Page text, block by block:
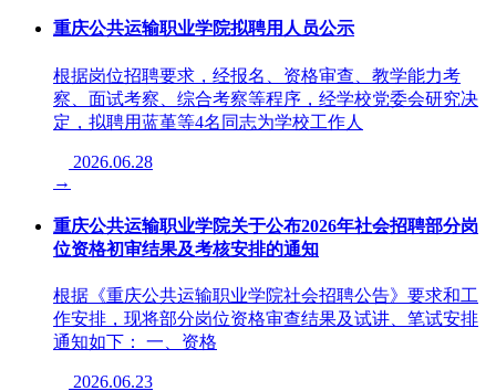
重庆公共运输职业学院拟聘用人员公示
根据岗位招聘要求，经报名、资格审查、教学能力考
察、面试考察、综合考察等程序，经学校党委会研究决
定，拟聘用蓝堇等4名同志为学校工作人
2026.06.28
→
重庆公共运输职业学院关于公布2026年社会招聘部分岗
位资格初审结果及考核安排的通知
根据《重庆公共运输职业学院社会招聘公告》要求和工
作安排，现将部分岗位资格审查结果及试讲、笔试安排
通知如下： 一、资格
2026.06.23